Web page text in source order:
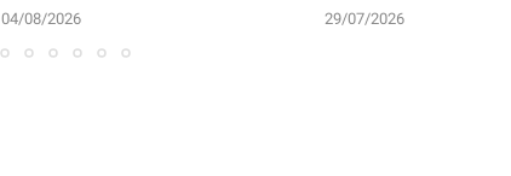
04/08/2026 29/07/2026